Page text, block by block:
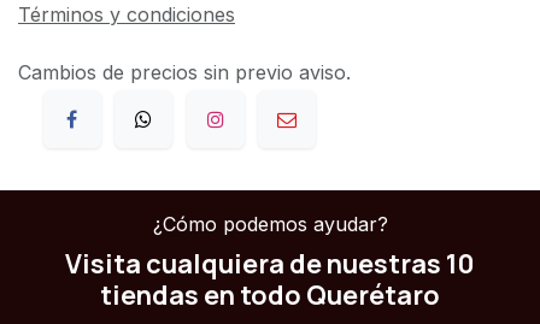
Términos y condiciones
Cambios de precios sin previo aviso.
¿Cómo podemos ayudar?
Visita cualquiera de nuestras 10
tiendas en todo Querétaro